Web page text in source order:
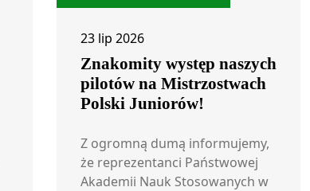
23 lip 2026
Znakomity występ naszych
pilotów na Mistrzostwach
Polski Juniorów!
Z ogromną dumą informujemy,
że reprezentanci Państwowej
Akademii Nauk Stosowanych w